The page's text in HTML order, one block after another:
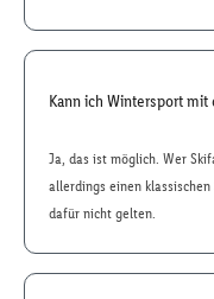
Kann ich Wintersport
Ja, das ist möglich. Wer
allerdings einen
dafür nicht gelten.